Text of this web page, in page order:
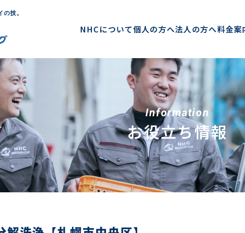
技。
NHCについて個人の方へ法人の方へ料金案
Information
お役立ち情報